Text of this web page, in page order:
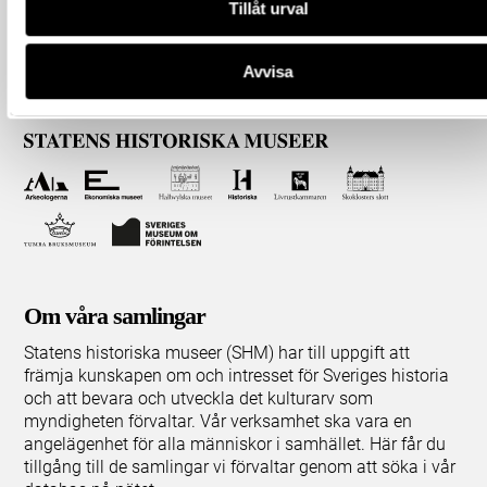
Tillåt urval
Avvisa
Om våra samlingar
Statens historiska museer (SHM) har till uppgift att
främja kunskapen om och intresset för Sveriges historia
och att bevara och utveckla det kulturarv som
myndigheten förvaltar. Vår verksamhet ska vara en
angelägenhet för alla människor i samhället. Här får du
tillgång till de samlingar vi förvaltar genom att söka i vår